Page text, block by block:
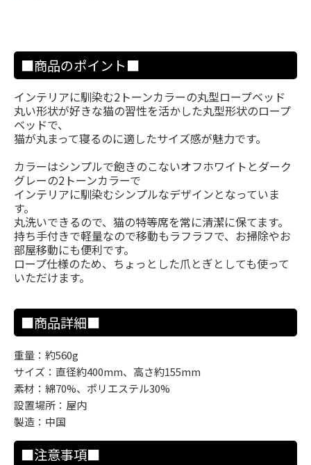
■商品のポイント■
インテリアに馴染む2トーンカラーの丸型ロープベッド
丸い形状が好きな猫の習性を活かした丸型形状のロープ
ベッドで、
猫が丸まって寝るのに適したサイズ感が魅力です。
カラーはシンプルで飽きのこないオフホワイトとダーク
グレーの2トーンカラーで
インテリアに馴染むシンプルなデザインとなっていま
す。
丸洗いできるので、猫の特等席を常に清潔に保てます。
持ち手付きで軽量なので移動もラフラフで、お掃除やお
部屋移動にも便利です。
ロープ仕様のため、ちょっとした爪とぎとしても使って
いただけます。
■商品詳細■
重量：約560g
サイズ：直径約400mm、高さ約155mm
素材：綿70%、ポリエステル30%
設置場所：屋内
製造：中国
■注意事項■